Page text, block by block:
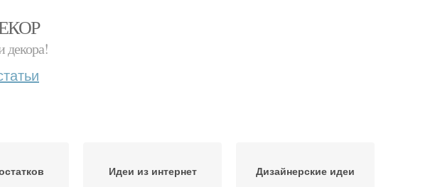
декора!
Идеи из интернет Дизайнерские идеи